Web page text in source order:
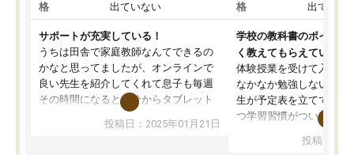
格
出ていない
サポートが充実している！
うちは田舎で家庭教師なんてできるの
かなと思ってましたが、オンラインで
良い先生を紹介してくれて息子も毎週
その時間になると自分からタブレット
を開いてzoomを繋げるようになりまし
た！5科目なんでもOKなのもとても気
投稿日：2025年01月21日
格
出ていな
学校の教科書のポイント
く教えてもらえている
体験授業を受けて入塾し
なかなか勉強しない息子
生が予定表を立ててくれ
つ学習習慣がついてきま
指導が無い日も予定表
投稿日：